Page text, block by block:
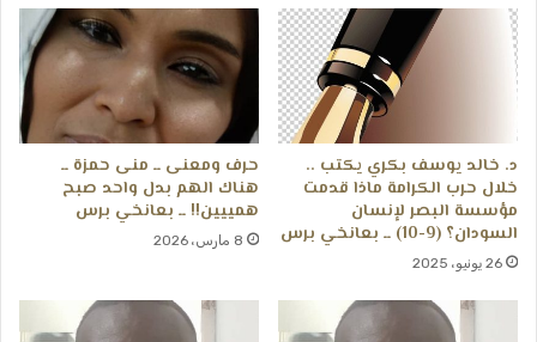
د. خالد يوسف بكري يكتب ..
خلال حرب الكرامة ماذا قدمت
مؤسسة البصر لإنسان
السودان؟ (9-10) ــ بعانخي برس
26 يونيو، 2025
حرف ومعنى ــ منى حمزة ــ
هناك الهم بدل واحد صبح
همييين!! ــ بعانخي برس
8 مارس، 2026